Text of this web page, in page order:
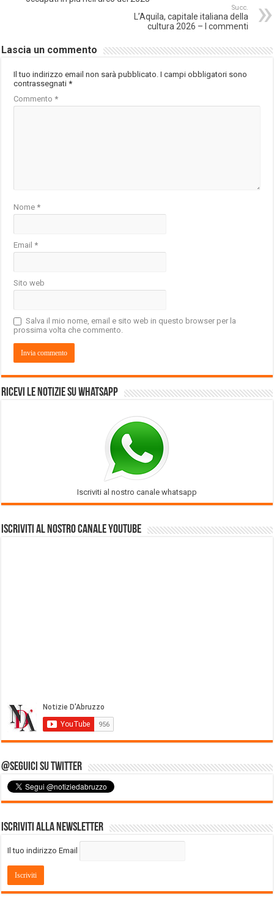
Succ.
L’Aquila, capitale italiana della
cultura 2026 – I commenti
Lascia un commento
Il tuo indirizzo email non sarà pubblicato. I campi obbligatori sono
contrassegnati*
Commento*
Nome*
Email*
Sito web
Salva il mio nome, email e sito web in questo browser per la
prossima volta che commento.
Ricevi le notizie su Whatsapp
Iscriviti al nostro canale whatsapp
Iscriviti al nostro Canale Youtube
@Seguici su Twitter
Iscriviti alla Newsletter
Il tuo indirizzo Email